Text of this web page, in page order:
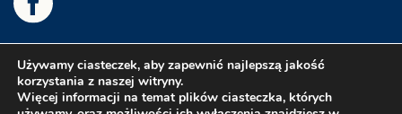
Używamy ciasteczek, aby zapewnić najlepszą jakość
korzystania z naszej witryny.
Więcej informacji na temat plików ciasteczka, których